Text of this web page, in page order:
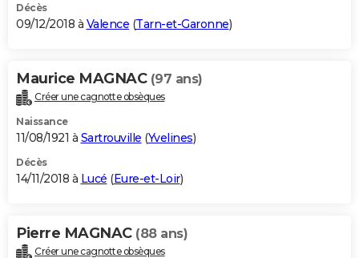
Décès
09/12/2018 à Valence (Tarn-et-Garonne)
Maurice MAGNAC (97 ans)
Créer une cagnotte obsèques
Naissance
11/08/1921 à Sartrouville (Yvelines)
Décès
14/11/2018 à Lucé (Eure-et-Loir)
Pierre MAGNAC (88 ans)
Créer une cagnotte obsèques